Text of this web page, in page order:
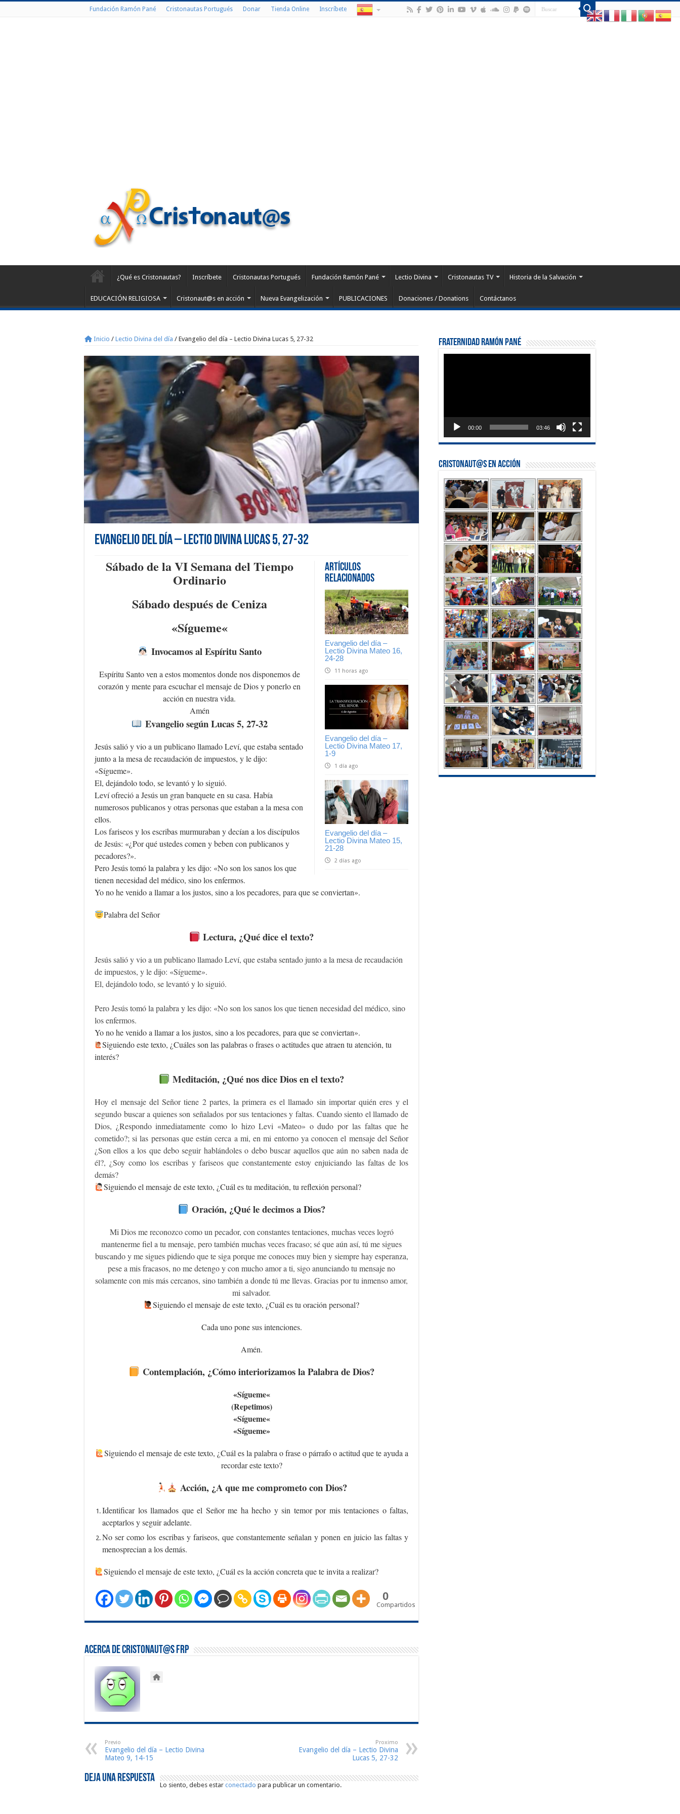
Fundación Ramón Pané Cristonautas Portugués Donar Tienda Online Inscríbete
¿Qué es Cristonautas? Inscríbete Cristonautas Portugués Fundación Ramón Pané Lectio Divina Cristonautas TV Historia de la Salvación
EDUCACIÓN RELIGIOSA Cristonaut@s en acción Nueva Evangelización PUBLICACIONES Donaciones / Donations Contáctanos
Inicio / Lectio Divina del día / Evangelio del día – Lectio Divina Lucas 5, 27-32
Evangelio del día – Lectio Divina Lucas 5, 27-32
Artículos
Relacionados
Evangelio del día –
Lectio Divina Mateo 16,
24-28
11 horas ago
Evangelio del día –
Lectio Divina Mateo 17,
1-9
1 día ago
Evangelio del día –
Lectio Divina Mateo 15,
21-28
2 días ago
Sábado de la VI Semana del Tiempo
Ordinario
Sábado después de Ceniza
«Sígueme«
Invocamos al Espíritu Santo
Espíritu Santo ven a estos momentos donde nos disponemos de
corazón y mente para escuchar el mensaje de Dios y ponerlo en
acción en nuestra vida.
Amén
Evangelio según Lucas 5, 27-32
Jesús salió y vio a un publicano llamado Leví, que estaba sentado
junto a la mesa de recaudación de impuestos, y le dijo:
«Sígueme».
El, dejándolo todo, se levantó y lo siguió.
Leví ofreció a Jesús un gran banquete en su casa. Había
numerosos publicanos y otras personas que estaban a la mesa con
ellos.
Los fariseos y los escribas murmuraban y decían a los discípulos
de Jesús: «¿Por qué ustedes comen y beben con publicanos y
pecadores?».
Pero Jesús tomó la palabra y les dijo: «No son los sanos los que
tienen necesidad del médico, sino los enfermos.
Yo no he venido a llamar a los justos, sino a los pecadores, para que se conviertan».
Palabra del Señor
Lectura, ¿Qué dice el texto?
Jesús salió y vio a un publicano llamado Leví, que estaba sentado junto a la mesa de recaudación
de impuestos, y le dijo: «Sígueme».
El, dejándolo todo, se levantó y lo siguió.
Pero Jesús tomó la palabra y les dijo: «No son los sanos los que tienen necesidad del médico, sino
los enfermos.
Yo no he venido a llamar a los justos, sino a los pecadores, para que se conviertan».
Siguiendo este texto, ¿Cuáles son las palabras o frases o actitudes que atraen tu atención, tu
interés?
Meditación, ¿Qué nos dice Dios en el texto?
Hoy el mensaje del Señor tiene 2 partes, la primera es el llamado sin importar quién eres y el
segundo buscar a quienes son señalados por sus tentaciones y faltas. Cuando siento el llamado de
Dios, ¿Respondo inmediatamente como lo hizo Levi «Mateo» o dudo por las faltas que he
cometido?; si las personas que están cerca a mi, en mi entorno ya conocen el mensaje del Señor
¿Son ellos a los que debo seguir hablándoles o debo buscar aquellos que aún no saben nada de
él?, ¿Soy como los escribas y fariseos que constantemente estoy enjuiciando las faltas de los
demás?
Siguiendo el mensaje de este texto, ¿Cuál es tu meditación, tu reflexión personal?
Oración, ¿Qué le decimos a Dios?
Mi Dios me reconozco como un pecador, con constantes tentaciones, muchas veces logró
mantenerme fiel a tu mensaje, pero también muchas veces fracaso; sé que aún así, tú me sigues
buscando y me sigues pidiendo que te siga porque me conoces muy bien y siempre hay esperanza,
pese a mis fracasos, no me detengo y con mucho amor a ti, sigo anunciando tu mensaje no
solamente con mis más cercanos, sino también a donde tú me llevas. Gracias por tu inmenso amor,
mi salvador.
‍Siguiendo el mensaje de este texto, ¿Cuál es tu oración personal?
Cada uno pone sus intenciones.
Amén.
Contemplación, ¿Cómo interiorizamos la Palabra de Dios?
«Sígueme«
(Repetimos)
«Sígueme«
«Sígueme»
Siguiendo el mensaje de este texto, ¿Cuál es la palabra o frase o párrafo o actitud que te ayuda a
recordar este texto?
Acción, ¿A que me comprometo con Dios?
Identificar los llamados que el Señor me ha hecho y sin temor por mis tentaciones o faltas,
aceptarlos y seguir adelante.
No ser como los escribas y fariseos, que constantemente señalan y ponen en juicio las faltas y
menosprecian a los demás.
‍Siguiendo el mensaje de este texto, ¿Cuál es la acción concreta que te invita a realizar?
0
Compartidos
Acerca de Cristonaut@s FRP
Previo
Evangelio del día – Lectio Divina
Mateo 9, 14-15
Proximo
Evangelio del día – Lectio Divina
Lucas 5, 27-32
Deja una respuesta
Lo siento, debes estar conectado para publicar un comentario.
Fraternidad Ramón Pané
00:00 03:46
Cristonaut@s en Acción